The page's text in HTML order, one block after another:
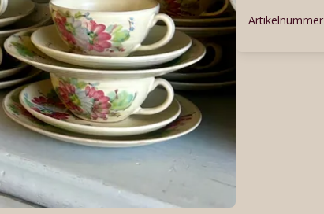
Artikelnummer